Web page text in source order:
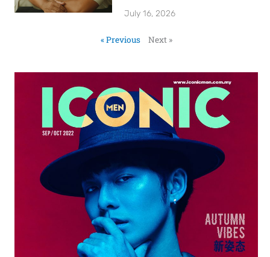
July 16, 2026
« Previous Next »